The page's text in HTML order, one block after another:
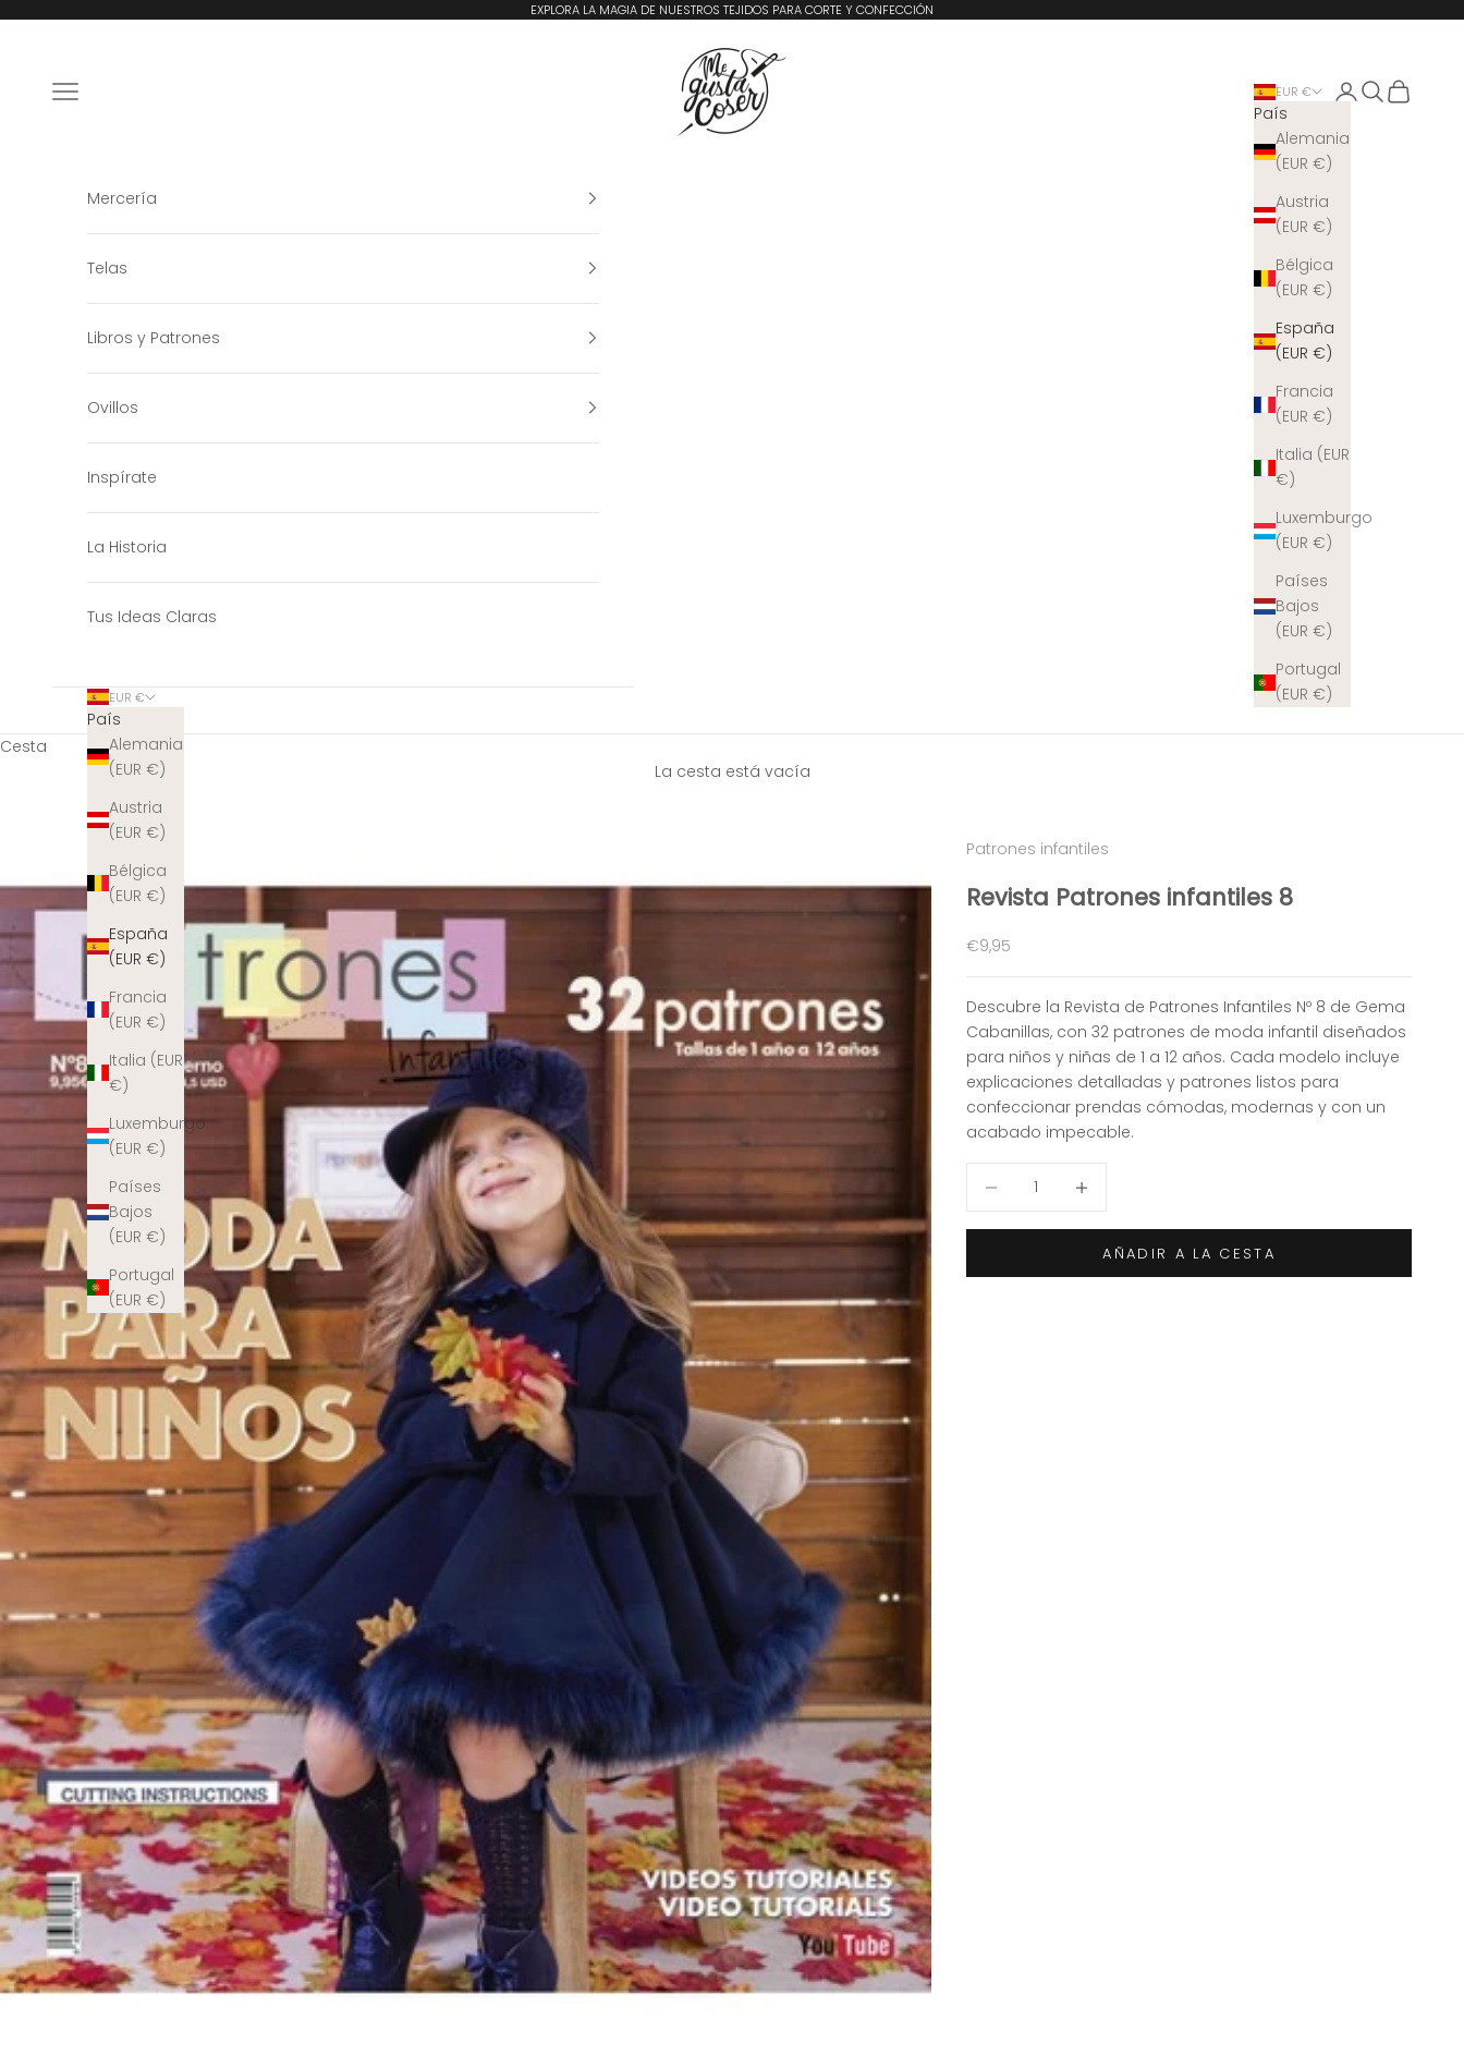
EXPLORA LA MAGIA DE NUESTROS TEJIDOS PARA CORTE Y CONFECCIÓN
Me Gusta Coser
Menú
EUR €
País
Alemania
(EUR €)
Austria
(EUR €)
Bélgica
(EUR €)
España
(EUR €)
Francia
(EUR €)
Italia (EUR
€)
Luxemburgo
(EUR €)
Países
Bajos
(EUR €)
Portugal
(EUR €)
Iniciar sesión
Buscar
Cesta
Mercería
Telas
Libros y Patrones
Ovillos
Inspírate
La Historia
Tus Ideas Claras
EUR €
País
Alemania
(EUR €)
Austria
(EUR €)
Bélgica
(EUR €)
España
(EUR €)
Francia
(EUR €)
Italia (EUR
€)
Luxemburgo
(EUR €)
Países
Bajos
(EUR €)
Portugal
(EUR €)
Cesta
La cesta está vacía
Patrones infantiles
Revista Patrones infantiles 8
Precio de oferta
€9,95
Descubre la Revista de Patrones Infantiles Nº 8 de Gema
Cabanillas, con 32 patrones de moda infantil diseñados
para niños y niñas de 1 a 12 años. Cada modelo incluye
explicaciones detalladas y patrones listos para
confeccionar prendas cómodas, modernas y con un
acabado impecable.
AÑADIR A LA CESTA